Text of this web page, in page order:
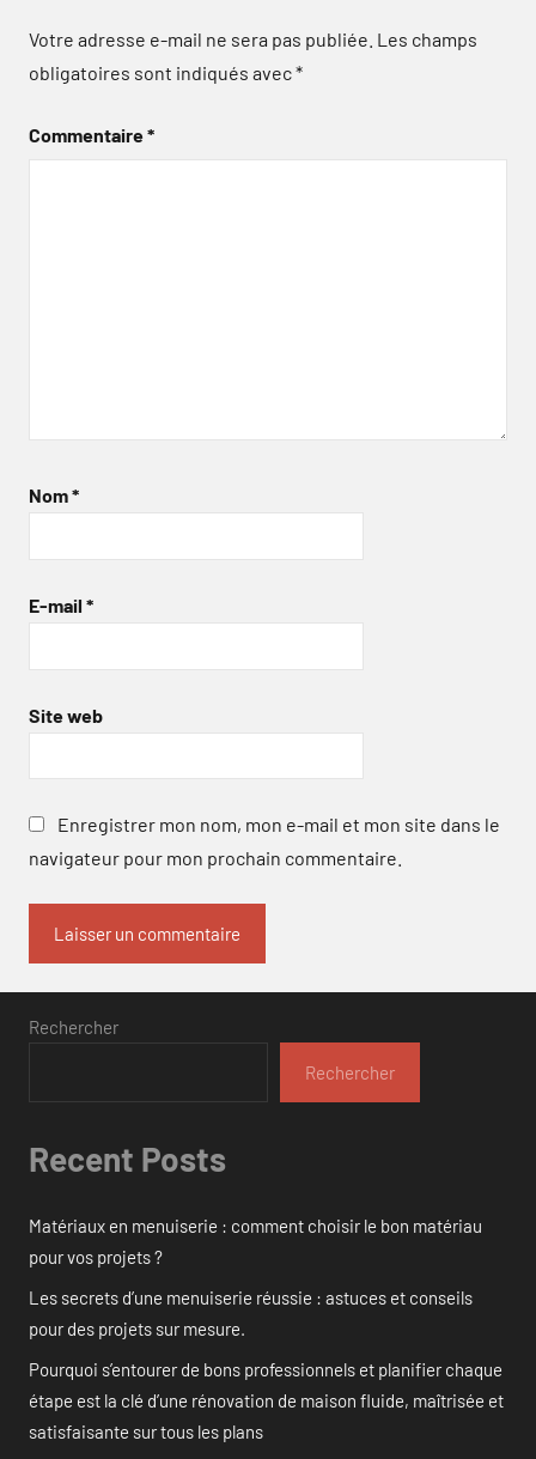
Votre adresse e-mail ne sera pas publiée. Les champs
obligatoires sont indiqués avec*
Commentaire*
Nom*
E-mail *
Site web
Enregistrer mon nom, mon e-mail et mon site dans le
navigateur pour mon prochain commentaire.
Rechercher
Rechercher
Recent Posts
Matériaux en menuiserie : comment choisir le bon matériau
pour vos projets ?
Les secrets d’une menuiserie réussie : astuces et conseils
pour des projets sur mesure.
Pourquoi s’entourer de bons professionnels et planifier chaque
étape est la clé d’une rénovation de maison fluide, maîtrisée et
satisfaisante sur tous les plans